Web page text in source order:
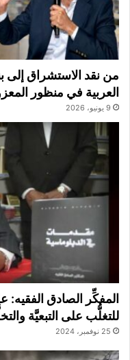
من نقد الاستشراق إلى
العربية في منظور
9 يونيو، 2026
المفكِّر الصادق
للتغلُّب على التبعيَّة
25 نوفمبر، 2024